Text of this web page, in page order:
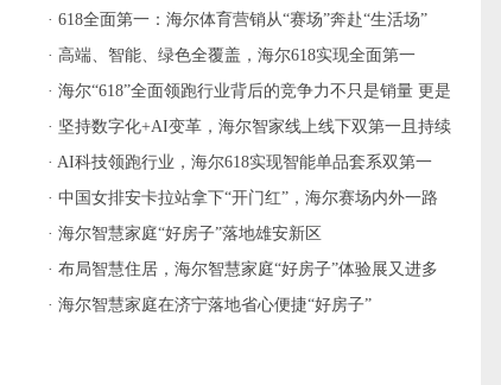
· 618全面第一：海尔体育营销从“赛场”奔赴“生活场”
· 高端、智能、绿色全覆盖，海尔618实现全面第一
· 海尔“618”全面领跑行业背后的竞争力不只是销量 更是
战略引领
· 坚持数字化+AI变革，海尔智家线上线下双第一且持续
增长
· AI科技领跑行业，海尔618实现智能单品套系双第一
· 中国女排安卡拉站拿下“开门红”，海尔赛场内外一路
同行
· 海尔智慧家庭“好房子”落地雄安新区
· 布局智慧住居，海尔智慧家庭“好房子”体验展又进多
城
· 海尔智慧家庭在济宁落地省心便捷“好房子”